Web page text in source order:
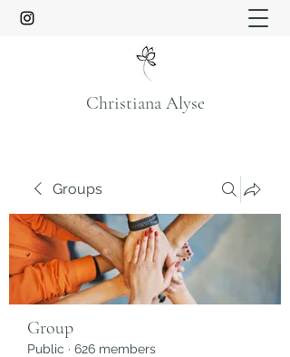
Christiana Alyse
Groups
Group
Public · 626 members